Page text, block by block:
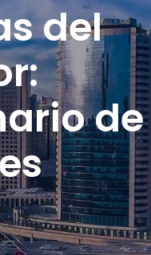
del
de